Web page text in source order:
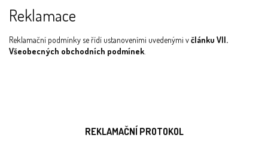
Reklamace
Reklamační podmínky se řídí ustanoveními uvedenými včlánku VII.
Všeobecných obchodních podmínek
REKLAMAČNÍ PROTOKOL